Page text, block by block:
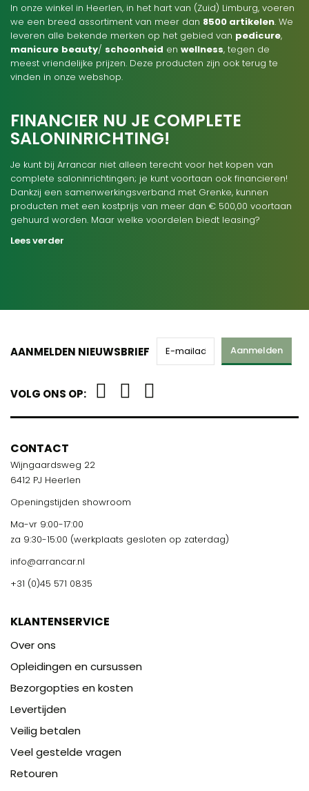
In onze winkel in Heerlen, in het hart van (Zuid) Limburg, voeren
we een breed assortiment van meer dan 8500 artikelen. We
leveren alle bekende merken op het gebied van pedicure,
manicure beauty/ schoonheid en wellness, tegen de
meest vriendelijke prijzen. Deze producten zijn ook terug te
vinden in onze webshop.
FINANCIER NU JE COMPLETE
SALONINRICHTING!
Je kunt bij Arrancar niet alleen terecht voor het kopen van
complete saloninrichtingen; je kunt voortaan ook financieren!
Dankzij een samenwerkingsverband met Grenke, kunnen
producten met een kostprijs van meer dan € 500,00 voortaan
gehuurd worden. Maar welke voordelen biedt leasing?
Lees verder
AANMELDEN NIEUWSBRIEF Aanmelden
VOLG ONS OP:
CONTACT
Wijngaardsweg 22
6412 PJ Heerlen
Openingstijden showroom
Ma-vr 9:00-17:00
za 9:30-15:00 (werkplaats gesloten op zaterdag)
info@arrancar.nl
+31 (0)45 571 0835
KLANTENSERVICE
Over ons
Opleidingen en cursussen
Bezorgopties en kosten
Levertijden
Veilig betalen
Veel gestelde vragen
Retouren